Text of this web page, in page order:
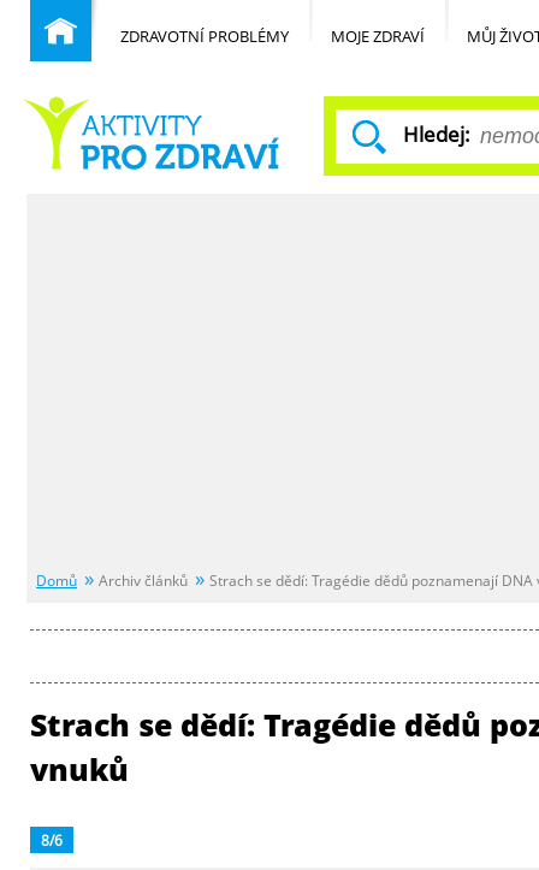
ZDRAVOTNÍ PROBLÉMY MOJE ZDRAVÍ MŮJ
Hledej:
Domů Archiv článků Strach se dědí: Tragédie dědů poznamenají
Strach se dědí: Tragédie dědů
vnuků
8/6